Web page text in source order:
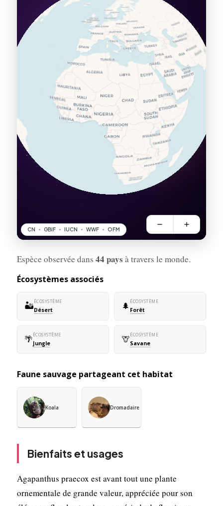
Espèce observée dans 44 pays à travers le monde.
Écosystèmes associés
🏜️ÉCOSYSTÈME
Désert 🌲 ÉCOSYSTÈME
Forêt
🌴ÉCOSYSTÈME
Jungle 🦒ÉCOSYSTÈME
Savane
Faune sauvage partageant cet habitat
Koala Dromadaire
Bienfaits et usages
Agapanthus praecox est avant tout une plante
ornementale de grande valeur, appréciée pour son